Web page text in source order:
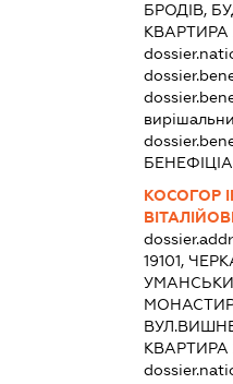
БРОДІВ,
КВАРТИРА
КОСОГОР
19101,
КВАРТИРА